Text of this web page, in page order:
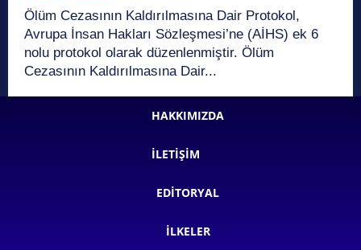
Ölüm Cezasının Kaldırılmasına Dair Protokol,
Avrupa İnsan Hakları Sözleşmesi’ne (AİHS) ek 6
nolu protokol olarak düzenlenmiştir. Ölüm
Cezasının Kaldırılmasına Dair...
HAKKIMIZDA
İLETIŞIM
EDITORYAL
İLKELER